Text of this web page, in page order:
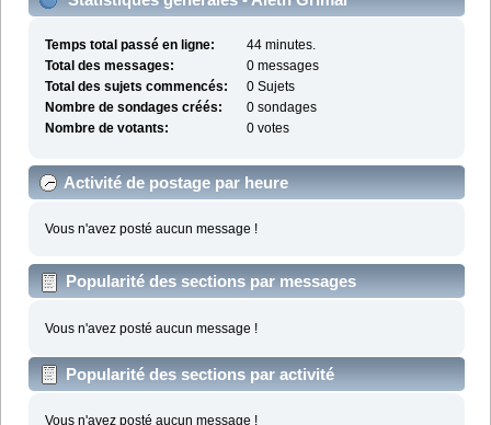
Temps total passé en ligne:
44 minutes.
Total des messages:
0 messages
Total des sujets commencés:
0 Sujets
Nombre de sondages créés:
0 sondages
Nombre de votants:
0 votes
Activité de postage par heure
Vous n'avez posté aucun message !
Popularité des sections par messages
Vous n'avez posté aucun message !
Popularité des sections par activité
Vous n'avez posté aucun message !